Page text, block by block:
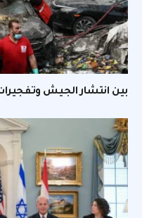
بين انتشار الجيش